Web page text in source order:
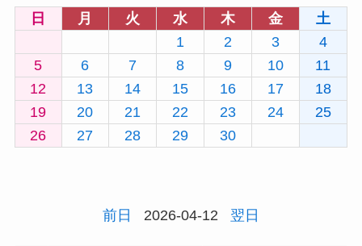
日 月 火 水 木 金
土
1
2 3
4
5
6 7 8 9 10
11
12
13 14 15 16 17
18
19
20 21 22 23 24
25
26
27 28 29 30
前日 2026-04-12 翌日